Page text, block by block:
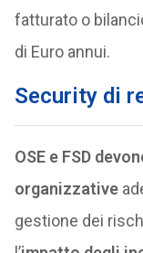
fatturato o
di Euro annui.
Security di
OSE e FSD
organizzative
gestione dei